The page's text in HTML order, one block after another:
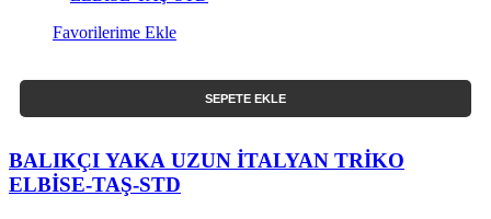
Favorilerime Ekle
SEPETE EKLE
BALIKÇI YAKA UZUN İTALYAN TRİKO
ELBİSE-TAŞ-STD